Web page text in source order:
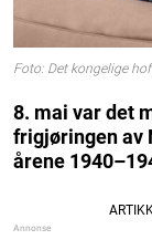
Foto: Det kongelige
8. mai var det
frigjøringen av
årene